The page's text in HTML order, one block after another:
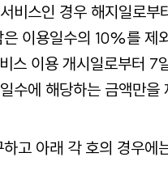
비스인 경우 해지일로부
이용일수의 10%를 제
스 이용 개시일로부터 7
수에 해당하는 금액만을
고 아래 각 호의 경우에